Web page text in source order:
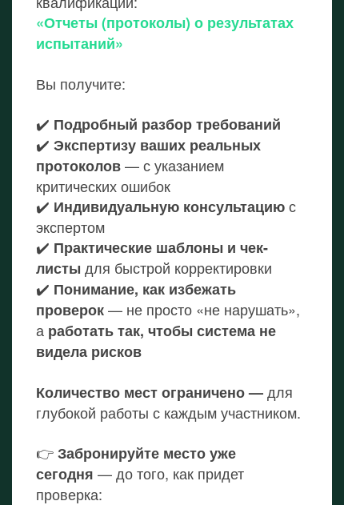
«Отчеты (протоколы) о результатах
испытаний»
Вы получите:
✔️ Подробный разбор требований
✔️ Экспертизу ваших реальных
протоколов— с указанием
критических ошибок
✔️ Индивидуальную консультациюс
экспертом
✔️ Практические шаблоны и чек-
листы для быстрой корректировки
✔️ Понимание, как избежать
проверок— не просто «не нарушать»,
а работать так, чтобы система не
видела рисков
Количество мест ограничено —для
глубокой работы с каждым участником.
👉Забронируйте место уже
сегодня — до того, как придет
проверка: